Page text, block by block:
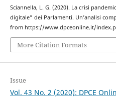
Sciannella, L. G. (2020). La crisi
digitale” dei Parlamenti. Un’analisi
from https://www.dpceonline.it/
More Citation Formats
Issue
Vol. 43 No. 2 (2020): DPCE